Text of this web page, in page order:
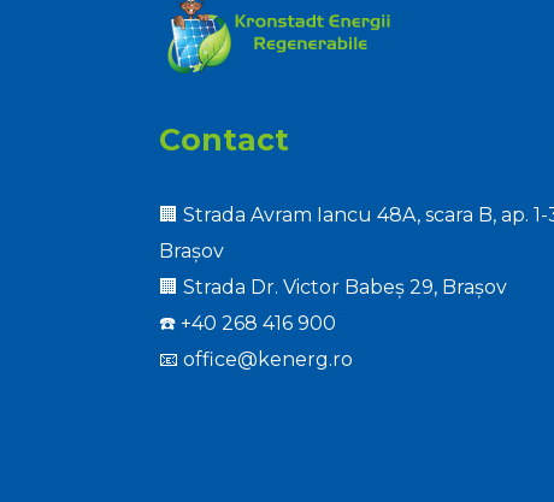
Contact
🏢 Strada Avram Iancu 48A, scara B, ap. 1-
Brașov
🏢 Strada Dr. Victor Babeș 29, Brașov
☎️ +40 268 416 900
📧 office@kenerg.ro